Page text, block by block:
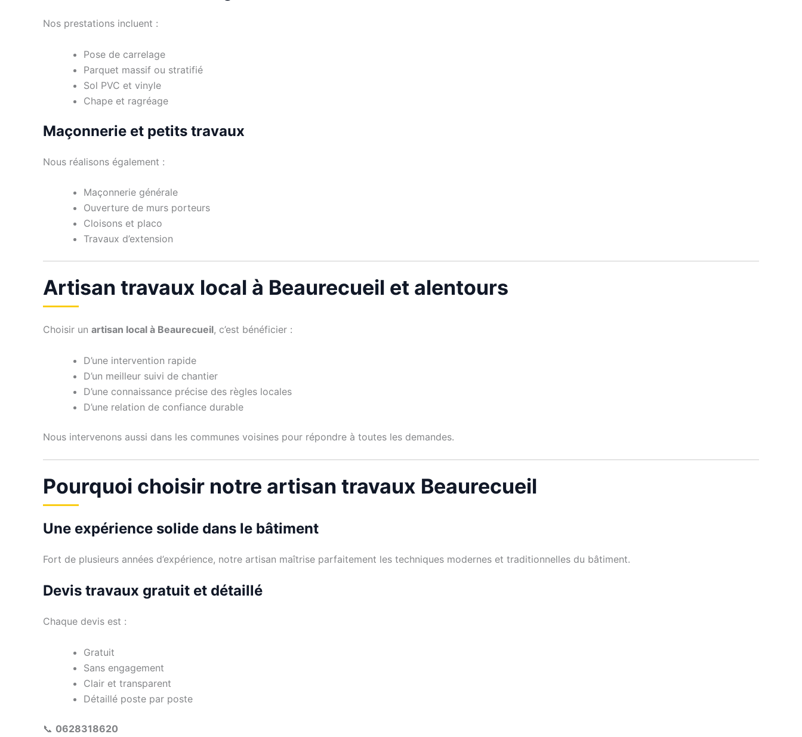
Nos prestations incluent :
Pose de carrelage
Parquet massif ou stratifié
Sol PVC et vinyle
Chape et ragréage
Maçonnerie et petits travaux
Nous réalisons également :
Maçonnerie générale
Ouverture de murs porteurs
Cloisons et placo
Travaux d’extension
Artisan travaux local à Beaurecueil et alentours
Choisir un artisan local à Beaurecueil, c’est bénéficier :
D’une intervention rapide
D’un meilleur suivi de chantier
D’une connaissance précise des règles locales
D’une relation de confiance durable
Nous intervenons aussi dans les communes voisines pour répondre à toutes les demandes.
Pourquoi choisir notre artisan travaux Beaurecueil
Une expérience solide dans le bâtiment
Fort de plusieurs années d’expérience, notre artisan maîtrise parfaitement les techniques modernes et traditionnelles du bâtiment.
Devis travaux gratuit et détaillé
Chaque devis est :
Gratuit
Sans engagement
Clair et transparent
Détaillé poste par poste
📞 0628318620